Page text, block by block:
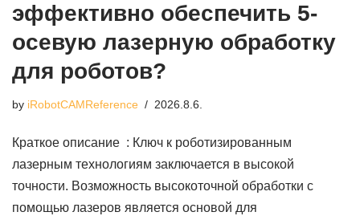
эффективно обеспечить 5-
осевую лазерную обработку
для роботов?
by iRobotCAMReference 2026.8.6.
Краткое описание : Ключ к роботизированным
лазерным технологиям заключается в высокой
точности. Возможность высокоточной обработки с
помощью лазеров является основой для